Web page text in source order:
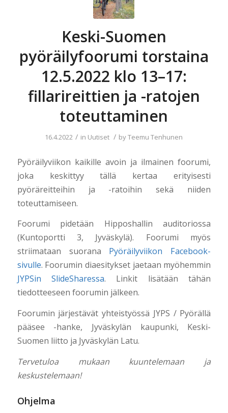
Keski-Suomen
pyöräilyfoorumi torstaina
12.5.2022 klo 13–17:
fillarireittien ja -ratojen
toteuttaminen
16.4.2022 / in Uutiset / byTeemu Tenhunen
Pyöräilyviikon kaikille avoin ja ilmainen foorumi,
joka keskittyy tällä kertaa erityisesti
pyöräreitteihin ja -ratoihin sekä niiden
toteuttamiseen.
Foorumi pidetään Hipposhallin auditoriossa
(Kuntoportti 3, Jyväskylä). Foorumi myös
striimataan suorana Pyöräilyviikon Facebook-
sivulle. Foorumin diaesitykset jaetaan myöhemmin
JYPSin SlideSharessa. Linkit lisätään tähän
tiedotteeseen foorumin jälkeen.
Foorumin järjestävät yhteistyössä JYPS / Pyörällä
pääsee -hanke, Jyväskylän kaupunki, Keski-
Suomen liitto ja Jyväskylän Latu.
Tervetuloa mukaan kuuntelemaan ja
keskustelemaan!
Ohjelma